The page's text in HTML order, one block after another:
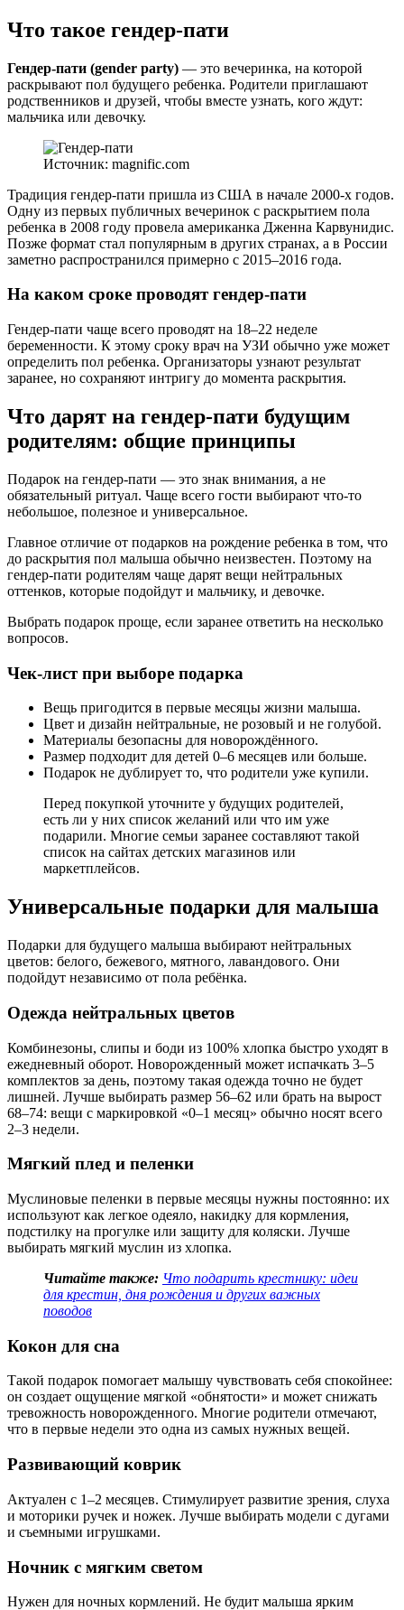
Что такое гендер-пати
Гендер-пати (gender party) — это вечеринка, на которой
раскрывают пол будущего ребенка. Родители приглашают
родственников и друзей, чтобы вместе узнать, кого ждут:
мальчика или девочку.
Источник: magnific.com
Традиция гендер-пати пришла из США в начале 2000-х годов.
Одну из первых публичных вечеринок с раскрытием пола
ребенка в 2008 году провела американка Дженна Карвунидис.
Позже формат стал популярным в других странах, а в России
заметно распространился примерно с 2015–2016 года.
На каком сроке проводят гендер-пати
Гендер-пати чаще всего проводят на 18–22 неделе
беременности. К этому сроку врач на УЗИ обычно уже может
определить пол ребенка. Организаторы узнают результат
заранее, но сохраняют интригу до момента раскрытия.
Что дарят на гендер-пати будущим
родителям: общие принципы
Подарок на гендер-пати — это знак внимания, а не
обязательный ритуал. Чаще всего гости выбирают что-то
небольшое, полезное и универсальное.
Главное отличие от подарков на рождение ребенка в том, что
до раскрытия пол малыша обычно неизвестен. Поэтому на
гендер-пати родителям чаще дарят вещи нейтральных
оттенков, которые подойдут и мальчику, и девочке.
Выбрать подарок проще, если заранее ответить на несколько
вопросов.
Чек-лист при выборе подарка
Вещь пригодится в первые месяцы жизни малыша.
Цвет и дизайн нейтральные, не розовый и не голубой.
Материалы безопасны для новорождённого.
Размер подходит для детей 0–6 месяцев или больше.
Подарок не дублирует то, что родители уже купили.
Перед покупкой уточните у будущих родителей,
есть ли у них список желаний или что им уже
подарили. Многие семьи заранее составляют такой
список на сайтах детских магазинов или
маркетплейсов.
Универсальные подарки для малыша
Подарки для будущего малыша выбирают нейтральных
цветов: белого, бежевого, мятного, лавандового. Они
подойдут независимо от пола ребёнка.
Одежда нейтральных цветов
Комбинезоны, слипы и боди из 100% хлопка быстро уходят в
ежедневный оборот. Новорожденный может испачкать 3–5
комплектов за день, поэтому такая одежда точно не будет
лишней. Лучше выбирать размер 56–62 или брать на вырост
68–74: вещи с маркировкой «0–1 месяц» обычно носят всего
2–3 недели.
Мягкий плед и пеленки
Муслиновые пеленки в первые месяцы нужны постоянно: их
используют как легкое одеяло, накидку для кормления,
подстилку на прогулке или защиту для коляски. Лучше
выбирать мягкий муслин из хлопка.
Читайте также: Что подарить крестнику: идеи
для крестин, дня рождения и других важных
поводов
Кокон для сна
Такой подарок помогает малышу чувствовать себя спокойнее:
он создает ощущение мягкой «обнятости» и может снижать
тревожность новорожденного. Многие родители отмечают,
что в первые недели это одна из самых нужных вещей.
Развивающий коврик
Актуален с 1–2 месяцев. Стимулирует развитие зрения, слуха
и моторики ручек и ножек. Лучше выбирать модели с дугами
и съемными игрушками.
Ночник с мягким светом
Нужен для ночных кормлений. Не будит малыша ярким